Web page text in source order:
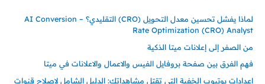
لماذا يفشل تحسين معدل التحويل (CRO) التقليدي؟ – AI Conversion
Rate Optimization (CRO) Analyst
من الصفر إلى إعلانات ميتا الذكية
فهم الفرق بين صفحة بروفايل الفيس والاعمال والاعلانات في ميتا
إعدادات يوتيوب الخفية التي تقتل مشاهداتك: الدليل الشامل لإصلاح قنوات